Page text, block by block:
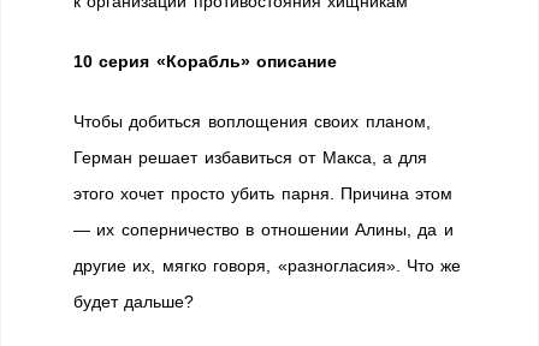
10 серия «Корабль» описание
Чтобы добиться воплощения своих планом,
Герман решает избавиться от Макса, а для
этого хочет просто убить парня. Причина этом
— их соперничество в отношении Алины, да и
другие их, мягко говоря, «разногласия». Что же
будет дальше?